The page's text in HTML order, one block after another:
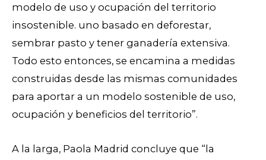
modelo de uso y ocupación del territorio
insostenible. uno basado en deforestar,
sembrar pasto y tener ganadería extensiva.
Todo esto entonces, se encamina a medidas
construidas desde las mismas comunidades
para aportar a un modelo sostenible de uso,
ocupación y beneficios del territorio”.
A la larga, Paola Madrid concluye que “la